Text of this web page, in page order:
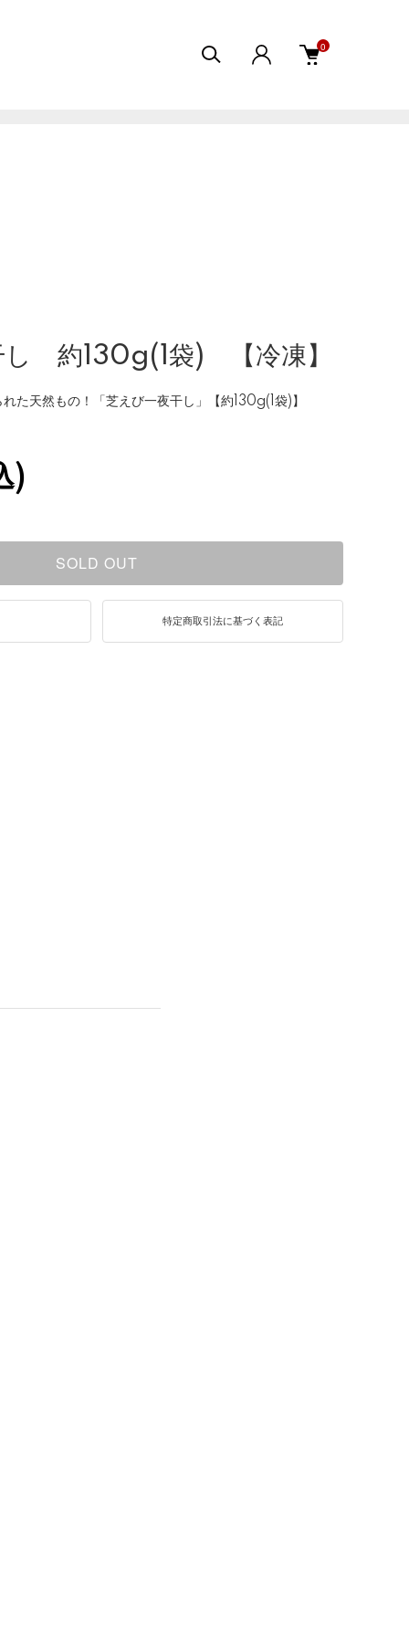
0
し 約130g(1袋) 【冷凍】
た天然もの！「芝えび一夜干し」【約130g(1袋)】
)
SOLD OUT
特定商取引法に基づく表記